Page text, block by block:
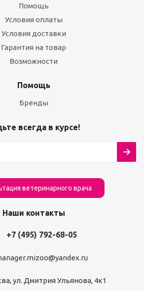
Помощь
Условия оплаты
Условия доставки
Гарантия на товар
Возможности
Помощь
Бренды
всегда в курсе!
ветеринарного врача
Наши контакты
+7 (495) 792-68-05
ул. Дмитрия Ульянова, 4к1